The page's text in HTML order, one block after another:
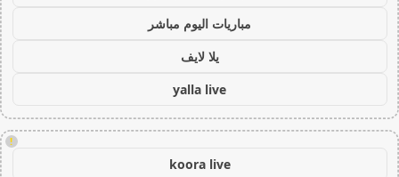
مباريات اليوم مباشر
يلا لايف
yalla live
!
koora live